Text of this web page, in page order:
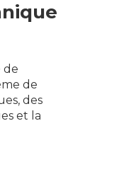
de
de
des
et la